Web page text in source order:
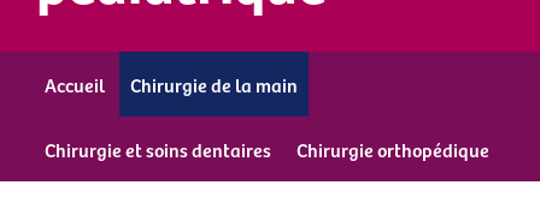
Accueil Chirurgie de la main
Chirurgie et soins dentaires Chirurgie orthopédique